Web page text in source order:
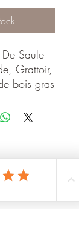
Saule
Grattoir,
bois gras